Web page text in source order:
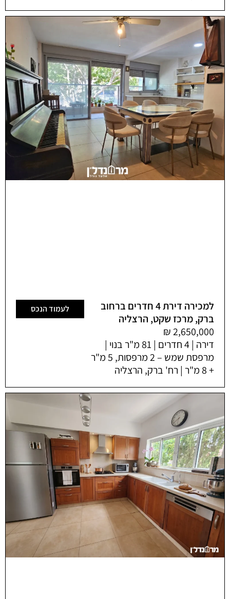
למכירה דירת 4 חדרים ברחוב
ברק, מרכז שקט, הרצליה
דירה | 4 חדרים | 81 מ"ר בנוי |
מרפסת שמש – 2 מרפסות, 5 מ"ר
+ 8 מ"ר | רח' ברק, הרצליה
לעמוד הנכס